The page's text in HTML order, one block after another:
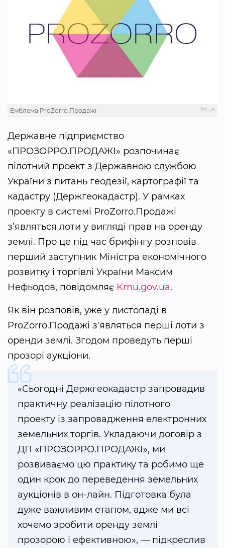
Itc.ua
Емблема ProZorro.Продажі
Державне підприємство
«ПРОЗОРРО.ПРОДАЖІ» розпочинає
пілотний проект з Державною службою
України з питань геодезії, картографії та
кадастру (Держгеокадастр). У рамках
проекту в системі ProZorro.Продажі
з’являться лоти у вигляді прав на оренду
землі. Про це під час брифінгу розповів
перший заступник Міністра економічного
розвитку і торгівлі України Максим
Нефьодов, повідомляє Kmu.gov.ua.
Як він розповів, уже у листопаді в
ProZorro.Продажі з'являться перші лоти з
оренди землі. Згодом проведуть перші
прозорі аукціони.
«Сьогодні Держгеокадастр запровадив
практичну реалізацію пілотного
проекту із запровадження електронних
земельних торгів. Укладаючи договір з
ДП «ПРОЗОРРО.ПРОДАЖІ», ми
розвиваємо цю практику та робимо ще
один крок до переведення земельних
аукціонів в он-лайн. Підготовка була
дуже важливим етапом, адже ми всі
хочемо зробити оренду землі
прозорою і ефективною», — підкреслив